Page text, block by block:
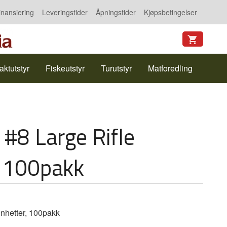
Leveringstider Åpningstider Kjøpsbetingelser
Fiskeutstyr Turutstyr Matforedling
Large Rifle
100pakk